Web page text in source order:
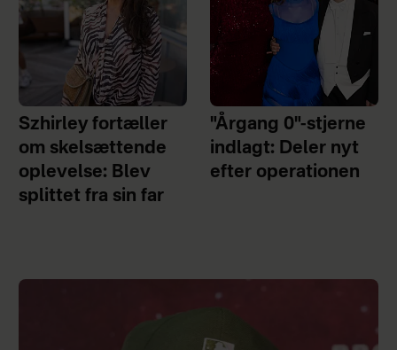
Szhirley fortæller
om skelsættende
oplevelse: Blev
splittet fra sin far
"Årgang 0"-stjerne
indlagt: Deler nyt
efter operationen